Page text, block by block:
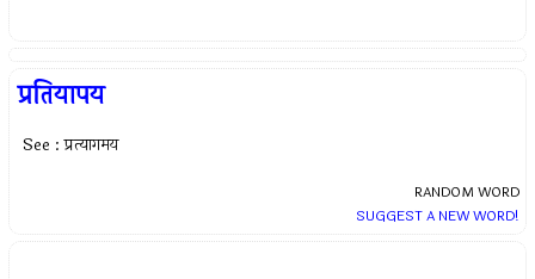
प्रतियापय
See : प्रत्यागमय
RANDOM WORD
SUGGEST A NEW WORD!